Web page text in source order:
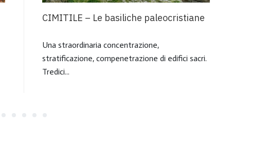
CIMITILE – Le basiliche paleocristiane
Una straordinaria concentrazione,
stratificazione, compenetrazione di edifici sacri.
Tredici...